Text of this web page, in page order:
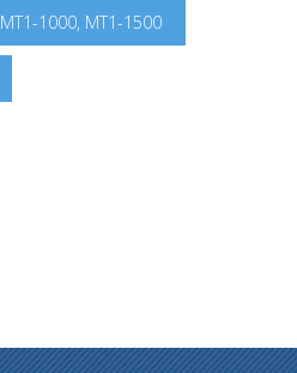
MT1-1000, MT1-1500